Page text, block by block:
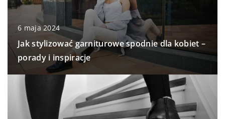
6 maja 2024
Jak stylizować garniturowe spodnie dla kobiet –
porady i inspiracje